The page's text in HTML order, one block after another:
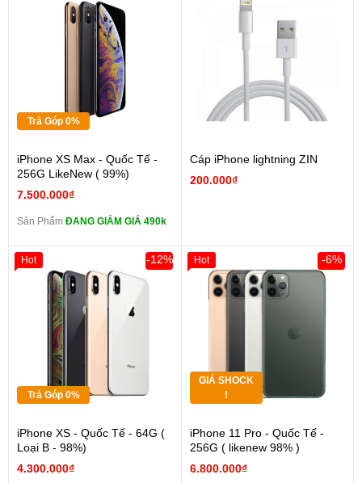
Trả Góp 0%
iPhone XS Max - Quốc Tế -
256G LikeNew ( 99%)
7.500.000₫
Sản Phẩm ĐANG GIẢM GIÁ 490k
Cáp iPhone lightning ZIN
200.000₫
Trả Góp 0%
iPhone XS - Quốc Tế - 64G (
Loại B - 98%)
4.300.000₫
-12%
Hot
GIÁ SHOCK
!
iPhone 11 Pro - Quốc Tế -
256G ( likenew 98% )
6.800.000₫
-6%
Hot